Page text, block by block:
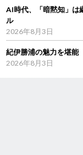
AI時代、「暗黙知」
ル
2026年8月3日
紀伊勝浦の魅力を堪
2026年8月3日